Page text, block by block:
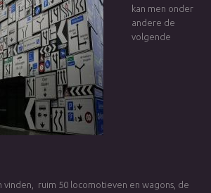
kan men onder
andere de
volgende
vinden, ruim 50 locomotieven en wagons, de